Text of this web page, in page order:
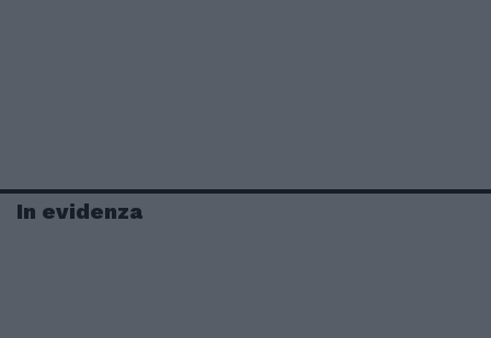
In evidenza